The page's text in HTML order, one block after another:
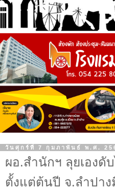
วันศุกร์ที่ 7 กุมภาพันธ์ พ.ศ.
ผอ.สำนักฯ ลุยเองดั
ตั้งแต่ต้นปี จ.ลำปา